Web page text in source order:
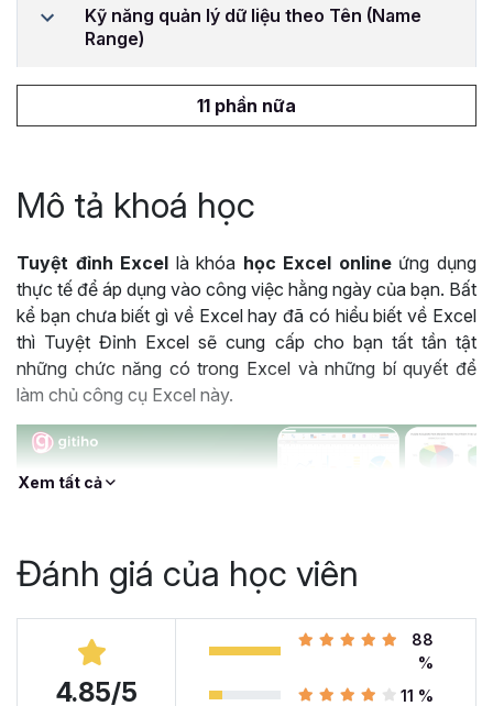
Kỹ năng quản lý dữ liệu theo Tên (Name
Range)
11 phần nữa
Mô tả khoá học
Tuyệt đỉnh Excel là khóa học Excel onlineứng dụng
thực tế để áp dụng vào công việc hằng ngày của bạn. Bất
kể bạn chưa biết gì về Excel hay đã có hiểu biết về Excel
thì Tuyệt Đỉnh Excel sẽ cung cấp cho bạn tất tần tật
những chức năng có trong Excel và những bí quyết để
làm chủ công cụ Excel này.
Khóa học Tuyệt Đỉnh Excel được hàng trăm nghìn học viên lựa chọn
Xem tất cả
Đánh giá của học viên
4.85/5
88
%
11 %